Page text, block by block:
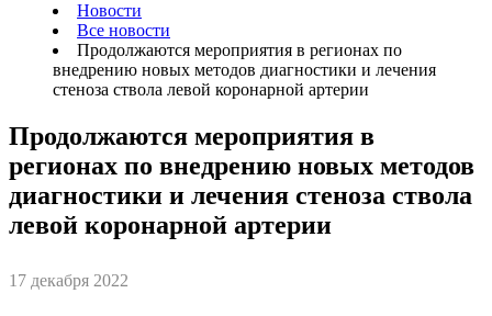
Новости
Все новости
Продолжаются мероприятия в регионах по
внедрению новых методов диагностики и лечения
стеноза ствола левой коронарной артерии
Продолжаются мероприятия в
регионах по внедрению новых методов
диагностики и лечения стеноза ствола
левой коронарной артерии
17 декабря 2022